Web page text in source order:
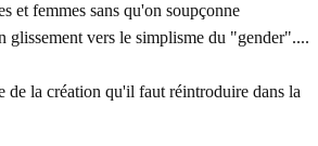
et femmes sans qu'on soupçonne
glissement vers le simplisme du "gender"....
de la création qu'il faut réintroduire dans la